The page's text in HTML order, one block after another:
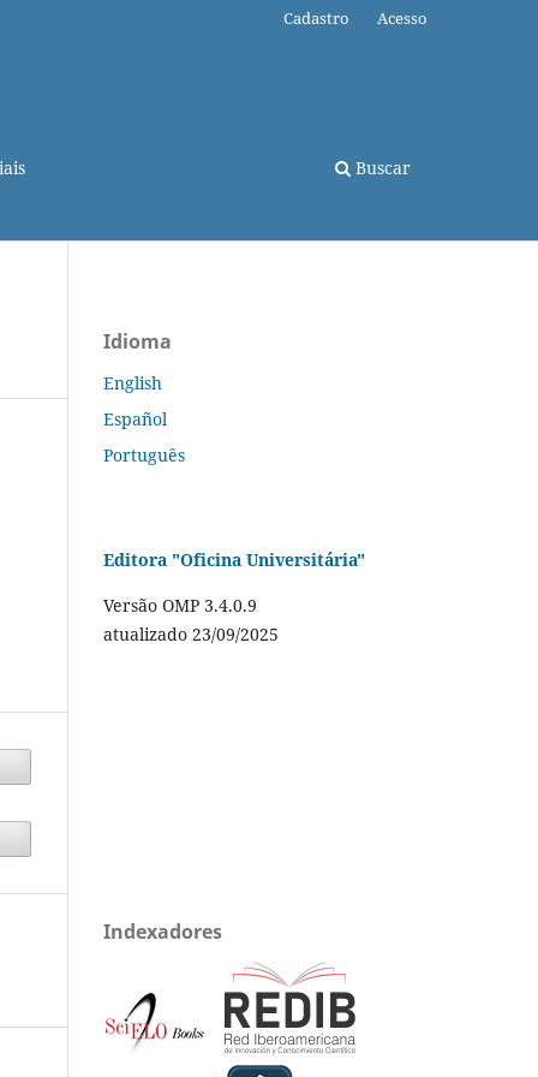
Buscar
Cadastro Acesso
Idioma
English
Español
Português
Editora "Oficina Universitária"
Versão OMP 3.4.0.9
atualizado 23/09/2025
Indexadores